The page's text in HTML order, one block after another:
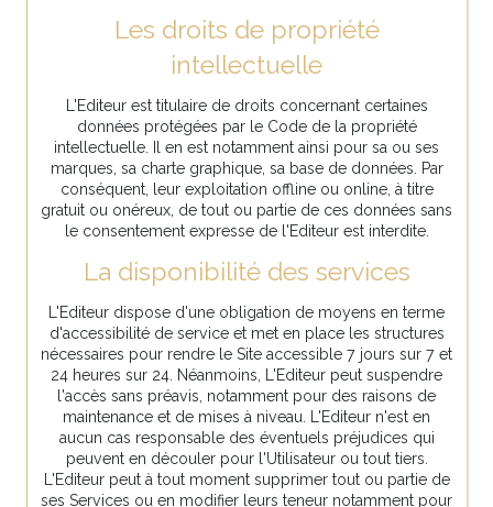
Les droits de propriété
intellectuelle
L'Editeur est titulaire de droits concernant certaines
données protégées par le Code de la propriété
intellectuelle. Il en est notamment ainsi pour sa ou ses
marques, sa charte graphique, sa base de données. Par
conséquent, leur exploitation offline ou online, à titre
gratuit ou onéreux, de tout ou partie de ces données sans
le consentement expresse de l'Editeur est interdite.
La disponibilité des services
L'Editeur dispose d'une obligation de moyens en terme
d'accessibilité de service et met en place les structures
nécessaires pour rendre le Site accessible 7 jours sur 7 et
24 heures sur 24. Néanmoins, L'Editeur peut suspendre
l'accès sans préavis, notamment pour des raisons de
maintenance et de mises à niveau. L'Editeur n'est en
aucun cas responsable des éventuels préjudices qui
peuvent en découler pour l'Utilisateur ou tout tiers.
L'Editeur peut à tout moment supprimer tout ou partie de
ses Services ou en modifier leurs teneur notamment pour